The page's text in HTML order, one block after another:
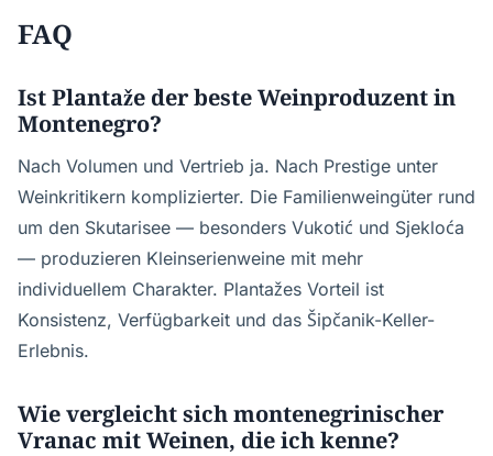
FAQ
Ist Plantaže der beste Weinproduzent in
Montenegro?
Nach Volumen und Vertrieb ja. Nach Prestige unter
Weinkritikern komplizierter. Die Familienweingüter rund
um den Skutarisee — besonders Vukotić und Sjekloća
— produzieren Kleinserienweine mit mehr
individuellem Charakter. Plantažes Vorteil ist
Konsistenz, Verfügbarkeit und das Šipčanik-Keller-
Erlebnis.
Wie vergleicht sich montenegrinischer
Vranac mit Weinen, die ich kenne?